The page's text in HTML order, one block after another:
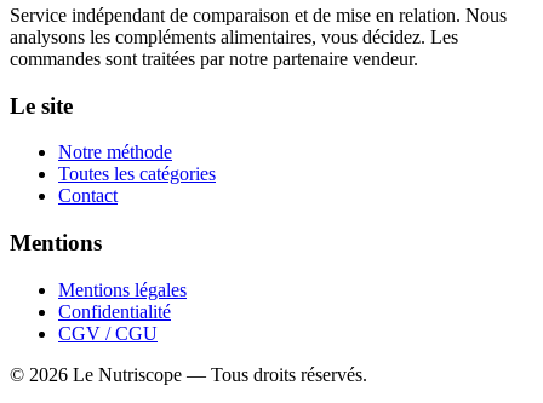
Service indépendant de comparaison et de mise en relation. Nous
analysons les compléments alimentaires, vous décidez. Les
commandes sont traitées par notre partenaire vendeur.
Le site
Notre méthode
Toutes les catégories
Contact
Mentions
Mentions légales
Confidentialité
CGV / CGU
© 2026 Le Nutriscope — Tous droits réservés.